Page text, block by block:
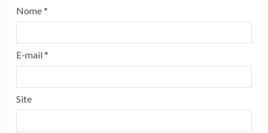
Nome*
E-mail*
Site